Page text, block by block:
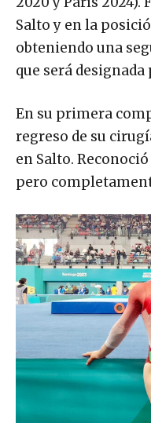
Salto y en la
obteniendo una
que será
En su primera
regreso de su
en Salto.
pero